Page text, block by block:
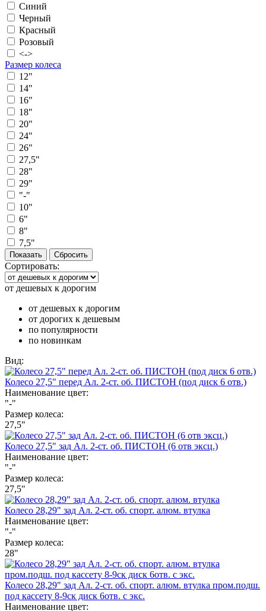
Синий
Черный
Красный
Розовый
<->
Размер колеса
12"
14"
16"
18"
20"
24"
26"
27,5"
28"
29"
"-"
10"
6"
8"
7,5"
Сортировать:
от дешевых к дорогим
от дешевых к дорогим
от дорогих к дешевым
по популярности
по новинкам
Вид:
Колесо 27,5" перед Ал. 2-ст. об. ПИСТОН (под диск 6 отв.)
Наименование цвет:
"-"
Размер колеса:
27,5"
Колесо 27,5" зад Ал. 2-ст. об. ПИСТОН (6 отв эксц.)
Наименование цвет:
"-"
Размер колеса:
27,5"
Колесо 28,29" зад Ал. 2-ст. об. спорт. алюм. втулка
Наименование цвет:
"-"
Размер колеса:
28"
Колесо 28,29" зад Ал. 2-ст. об. спорт. алюм. втулка пром.подш.
под кассету 8-9ск диск 6отв. с экс.
Наименование цвет: